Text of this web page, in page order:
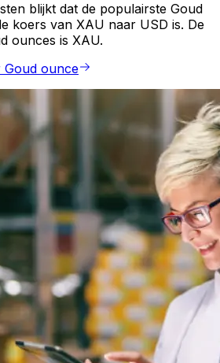
blijkt dat de populairste Goud
koers van XAU naar USD is. De
ounces is XAU.
ounce